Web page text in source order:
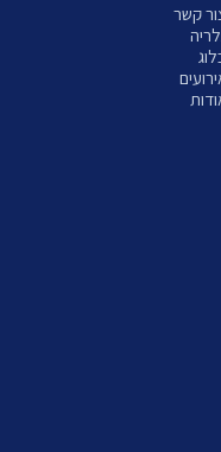
קשר